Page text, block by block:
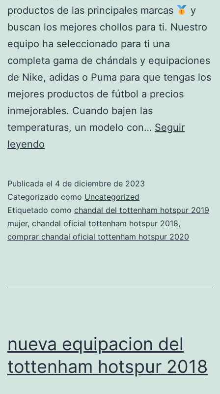
productos de las principales marcas
y
buscan los mejores chollos para ti. Nuestro
equipo ha seleccionado para ti una
completa gama de chándals y equipaciones
de Nike, adidas o Puma para que tengas los
mejores productos de fútbol a precios
inmejorables. Cuando bajen las
temperaturas, un modelo con… Seguir
leyendo
san
sebastian
de
los
Publicada el 4 de diciembre de 2023
Categorizado como Uncategorized
Etiquetado como chandal del tottenham hotspur 2019
mujer, chandal oficial tottenham hotspur 2018,
comprar chandal oficial tottenham hotspur 2020
nueva equipacion del
tottenham hotspur 2018